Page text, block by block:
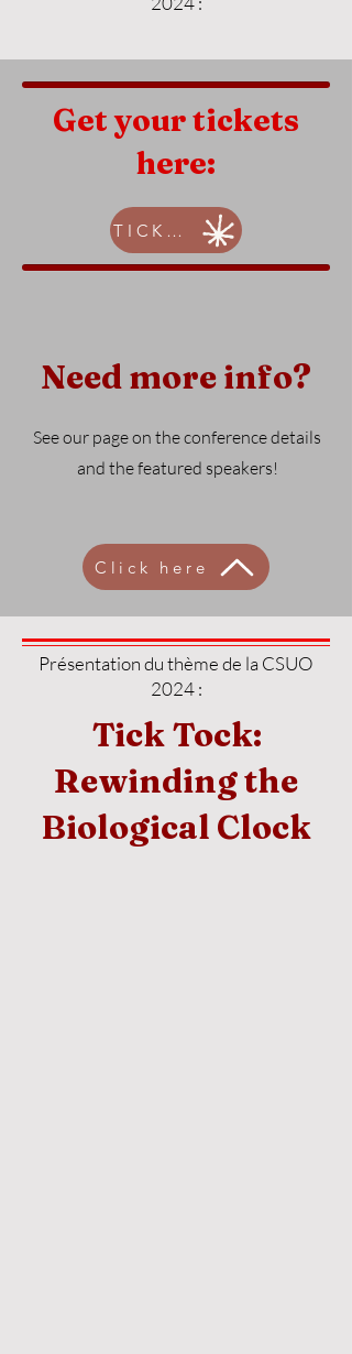
Get your tickets
here:
TICKETS
Need more info?
See our page on the conference details
and the featured speakers!
Click here
Présentation du thème de la CSUO
2024 :
Tick Tock:
Rewinding the
Biological Clock